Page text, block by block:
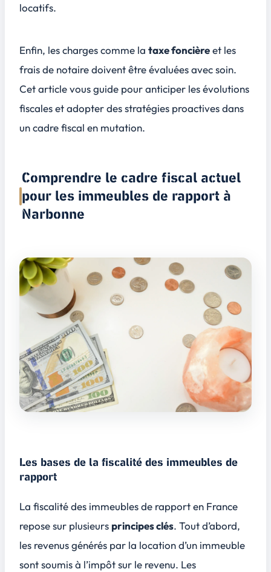
locatifs.
Enfin, les charges comme la taxe foncièreet les
frais de notaire doivent être évaluées avec soin.
Cet article vous guide pour anticiper les évolutions
fiscales et adopter des stratégies proactives dans
un cadre fiscal en mutation.
Comprendre le cadre fiscal actuel
pour les immeubles de rapport à
Narbonne
Les bases de la fiscalité des immeubles de
rapport
La fiscalité des immeubles de rapport en France
repose sur plusieurs principes clés. Tout d’abord,
les revenus générés par la location d’un immeuble
sont soumis à l’impôt sur le revenu. Les